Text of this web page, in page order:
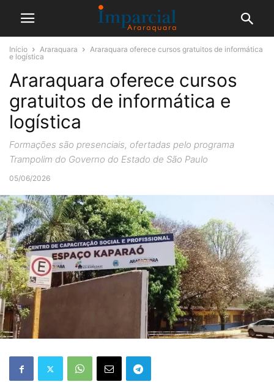
Início Araraquara
Araraquara oferece cursos gratuitos de informática
e logística
Araraquara oferece cursos
gratuitos de informática e
logística
Formações são presenciais, ofertadas pelo programa
Trampolim do Governo do Estado de São Paulo
05/06/2026